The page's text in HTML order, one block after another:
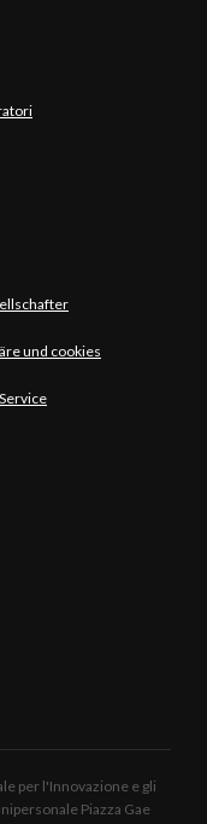
und cookies
per l'Innovazione e gli
Piazza Gae